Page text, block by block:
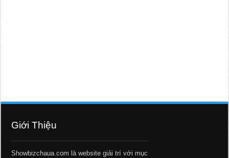
Giới Thiệu
Showbizchaua.com là website giải trí với mục